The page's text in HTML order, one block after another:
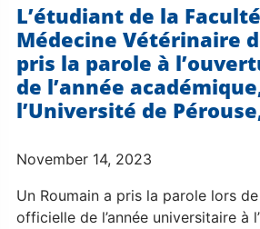
L’étudiant de la
Médecine Vétérinaire
pris la parole à
de l’année
l’Université de
November 14, 2023
Un Roumain a pris la parole lors
officielle de l’année universitaire à